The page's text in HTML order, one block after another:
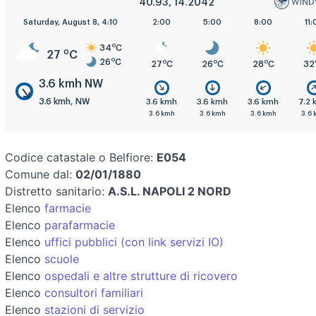
40.93, 14.2042
Saturday, August 8, 4:10
27 oC
34 oC
26 oC
3.6 kmh NW
3.6 kmh, NW
2:00
27 oC
3.6 kmh
3.6 kmh
5:00
26 oC
3.6 kmh
3.6 kmh
8:00
28 oC
3.6 kmh
3.6 kmh
32
7.2
3.6
Codice catastale o Belfiore: E054
Comune dal: 02/01/1880
Distretto sanitario: A.S.L. NAPOLI 2 NORD
Elenco farmacie
Elenco parafarmacie
Elenco uffici pubblici (con link servizi IO)
Elenco scuole
Elenco ospedali e altre strutture di ricovero
Elenco consultori familiari
Elenco stazioni di servizio